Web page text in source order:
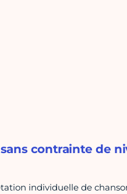
contrainte de
individuelle de